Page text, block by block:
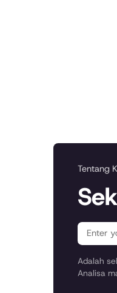
Tentang
Adalah
Analisa